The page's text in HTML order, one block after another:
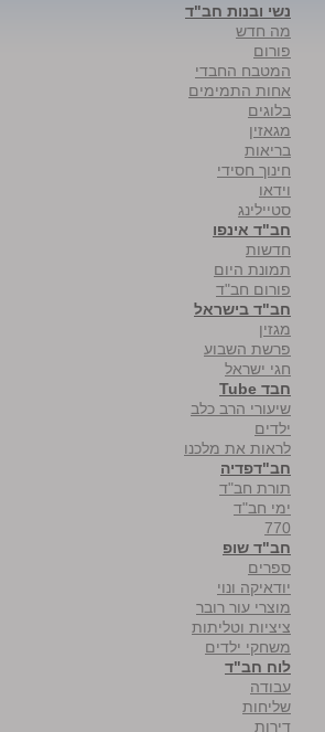
נשי ובנות חב"ד
מה חדש
פורום
המטבח החבדי
אחות התמימים
בלוגים
מגאזין
בריאות
חינוך חסידי
וידאו
סטיילינג
חב"ד אינפו
חדשות
תמונת היום
פורום חב"ד
חב"ד בישראל
מגזין
פרשת השבוע
חגי ישראל
חבד Tube
שיעורי הרב כלב
ילדים
לראות את מלכנו
חב"דפדיה
תורת חב"ד
ימי חב"ד
770
חב"ד שופ
ספרים
יודאיקה ונוי
מוצרי עור רובר
ציציות וטליתות
משחקי ילדים
לוח חב"ד
עבודה
שליחות
דירות